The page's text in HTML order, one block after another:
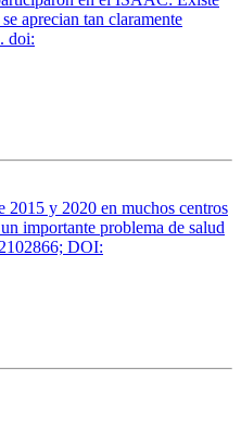
aprecian tan claramente
doi:
2015 y 2020 en muchos centros
importante problema de salud
DOI: